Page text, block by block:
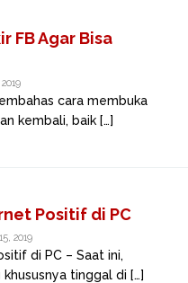
FB Agar Bisa
cara membuka
kembali, baik […]
Positif di PC
2019
di PC – Saat ini,
tinggal di […]